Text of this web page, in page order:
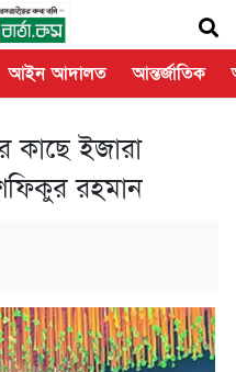
আইন আদালত আন্তর্জাতিক
কাছে ইজারা
রহমান